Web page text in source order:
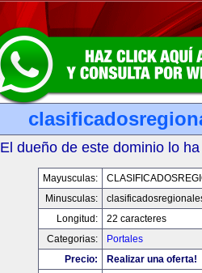
El dueño de este dominio lo
Mayusculas:
Minusculas:
Longitud:
22 caracteres
Categorias:
Portales
Precio:
Realizar una oferta!